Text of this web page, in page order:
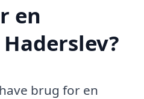
en
brug for en